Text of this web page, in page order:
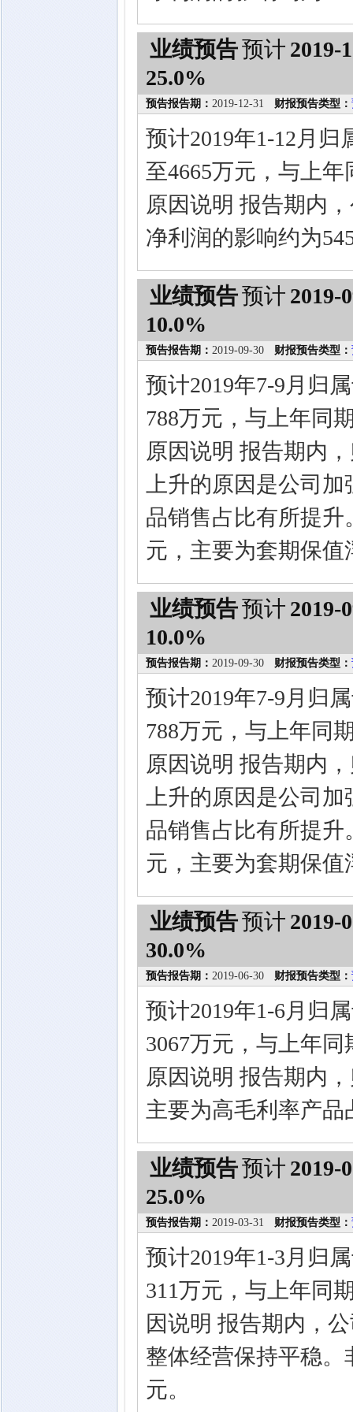
业绩预告预计 2019-
25.0%
预告报告期： 2019-12-31 财报预告类型：
预计2019年1-12月
至4665万元，与上
原因说明 报告期内
净利润的影响约为
业绩预告预计 2019-
10.0%
预告报告期： 2019-09-30 财报预告类型：
预计2019年7-9月归
788万元，与上年同
原因说明 报告期内
上升的原因是公司
品销售占比有所提升
元，主要为套期保
业绩预告预计 2019-
10.0%
预告报告期： 2019-09-30 财报预告类型：
预计2019年7-9月归
788万元，与上年同
原因说明 报告期内
上升的原因是公司
品销售占比有所提升
元，主要为套期保
业绩预告预计 2019-
30.0%
预告报告期： 2019-06-30 财报预告类型：
预计2019年1-6月归
3067万元，与上年
原因说明 报告期内
主要为高毛利率产
业绩预告预计 2019-
25.0%
预告报告期： 2019-03-31 财报预告类型：
预计2019年1-3月归
311万元，与上年同
因说明 报告期内，
整体经营保持平稳。
元。